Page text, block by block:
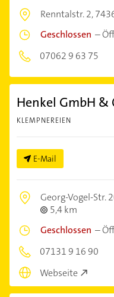
Renntalstr. 2,
Geschlossen –
07062 9 63 75
Henkel GmbH &
KLEMPNEREIEN
E-Mail
Georg-Vogel-Str.
5,4 km
Geschlossen –
07131 9 16 90
Webseite